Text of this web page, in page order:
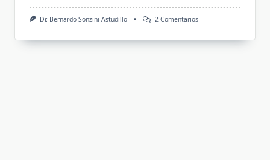
Dr. Bernardo Sonzini Astudillo 2 ComentariosEn